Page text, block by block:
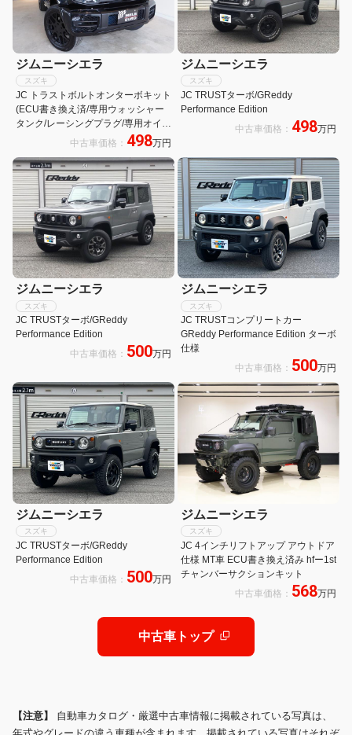
ジムニーシエラ
スズキ
JC トラストボルトオンターボキット
(ECU書き換え済/専用ウォッシャー
タンク/レーシングプラグ/専用オイル
パン)/LEDテール/HKS車高調サス/ア
インチAW
中古車価格： 498万円
ジムニーシエラ
スズキ
JC TRUSTターボ/GReddy
Performance Edition
中古車価格： 498万円
ジムニーシエラ
スズキ
JC TRUSTターボ/GReddy
Performance Edition
中古車価格： 500万円
ジムニーシエラ
スズキ
JC TRUSTコンプリートカー
GReddy Performance Edition ターボ
仕様
中古車価格： 500万円
ジムニーシエラ
スズキ
JC TRUSTターボ/GReddy
Performance Edition
中古車価格： 500万円
ジムニーシエラ
スズキ
JC 4インチリフトアップ アウトドア
仕様 MT車 ECU書き換え済み hfー1st
チャンバーサクションキット
中古車価格： 568万円
中古車トップ
【注意】 自動車カタログ・厳選中古車情報に掲載されている写真は、